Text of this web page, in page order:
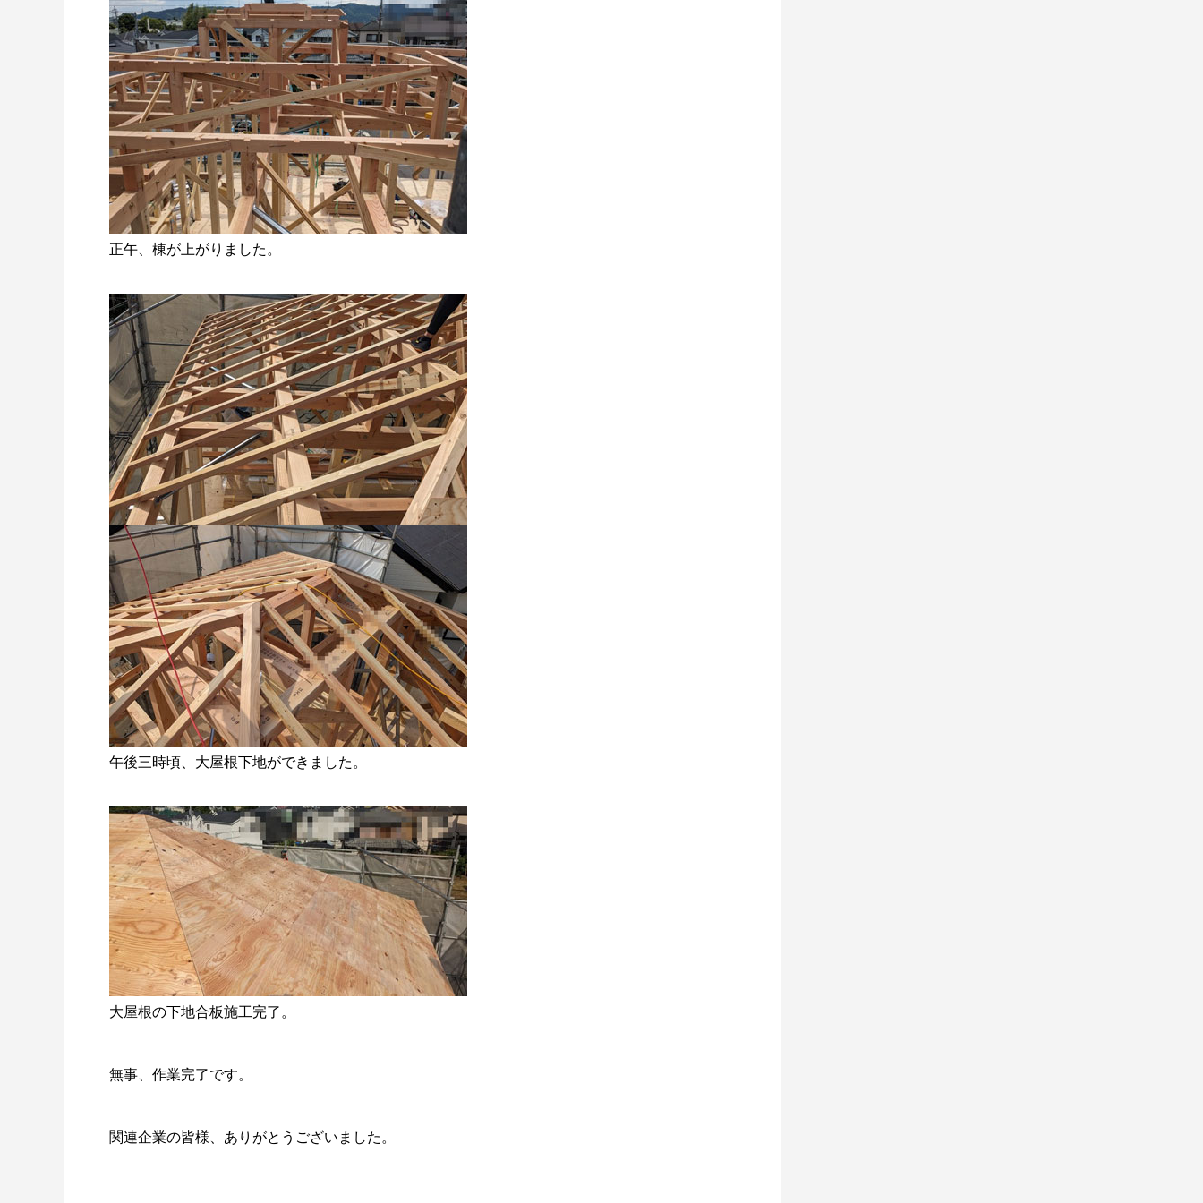
正午、棟が上がりました。
午後三時頃、大屋根下地ができました。
大屋根の下地合板施工完了。
無事、作業完了です。
関連企業の皆様、ありがとうございました。